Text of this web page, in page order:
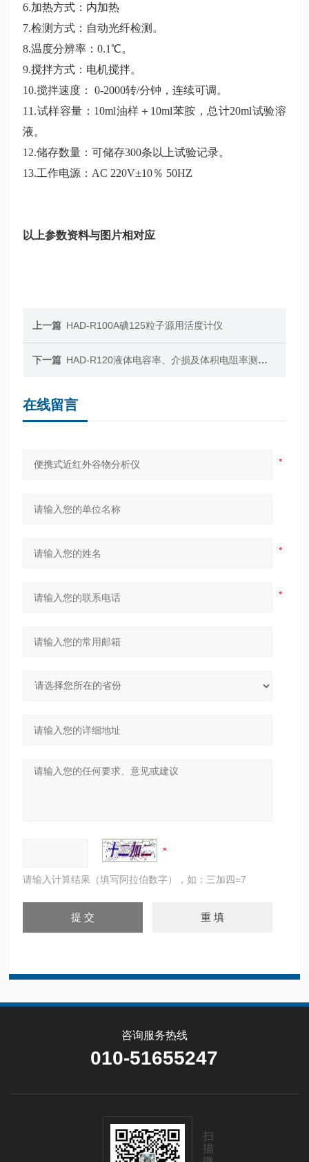
6.加热方式：内加热
7.检测方式：自动光纤检测。
8.温度分辨率：0.1℃。
9.搅拌方式：电机搅拌。
10.搅拌速度： 0-2000转/分钟，连续可调。
11.试样容量：10ml油样＋10ml苯胺，总计20ml试验溶
液。
12.储存数量：可储存300条以上试验记录。
13.工作电源：AC 220V±10％ 50HZ
以上参数资料与图片相对应
上一篇 HAD-R100A碘125粒子源用活度计仪
下一篇 HAD-R120液体电容率、介损及体积电阻率测试仪
在线留言
请输入计算结果（填写阿拉伯数字），如：三加四=7
咨询服务热线
010-51655247
扫
描